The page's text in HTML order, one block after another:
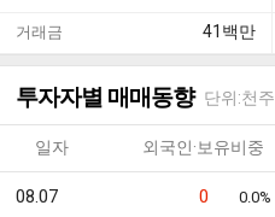
거래금 41 백만
투자자별 매매동향 단위:천주
일자 외국인·보유비중
08.07 0 0.0%